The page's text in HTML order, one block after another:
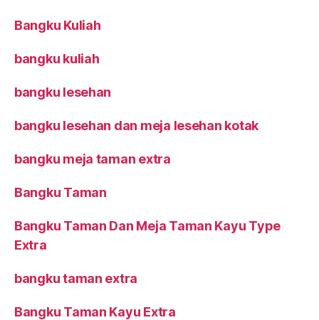
Bangku Kuliah
bangku kuliah
bangku lesehan
bangku lesehan dan meja lesehan kotak
bangku meja taman extra
Bangku Taman
Bangku Taman Dan Meja Taman Kayu Type
Extra
bangku taman extra
Bangku Taman Kayu Extra